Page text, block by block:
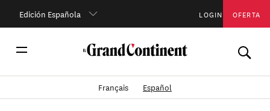
Edición Española LOGIN OFERTA
Français Español